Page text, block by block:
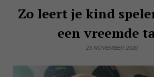
Zo leert je kind
een vreemde
23 NOVEMBER 2020